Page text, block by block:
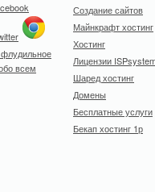
Создание сайтов
Майнкрафт хостинг
Хостинг
Лицензии
Шаред хостинг
Домены
Бесплатные услуги
Бекап хостинг 1р